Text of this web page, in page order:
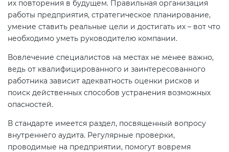
их повторения в будущем. Правильная организация
работы предприятия, стратегическое планирование,
умение ставить реальные цели и достигать их – вот что
необходимо уметь руководителю компании.
Вовлечение специалистов на местах не менее важно,
ведь от квалифицированного и заинтересованного
работника зависит адекватность оценки рисков и
поиск действенных способов устранения возможных
опасностей.
В стандарте имеется раздел, посвященный вопросу
внутреннего аудита. Регулярные проверки,
проводимые на предприятии, помогут вовремя